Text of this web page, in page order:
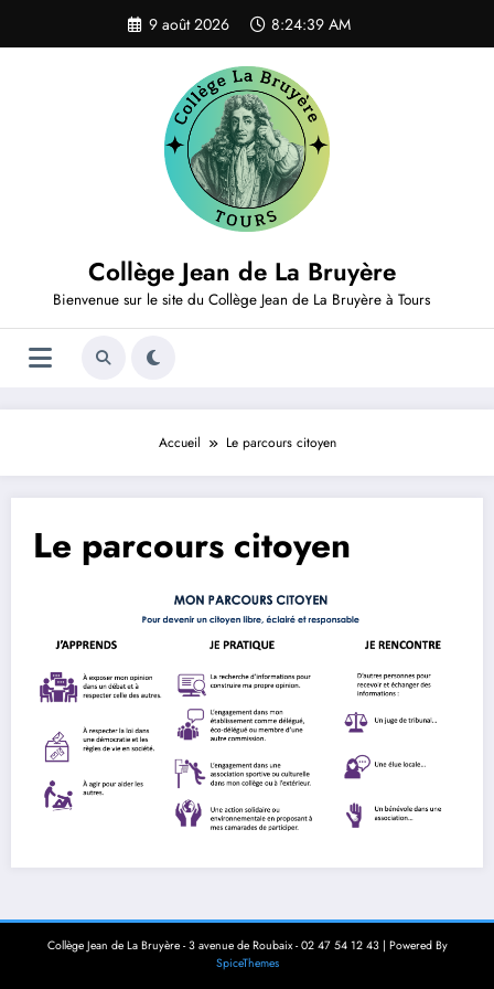
contenu
9 août 2026 8:24:39 AM
Collège Jean de La Bruyère
Bienvenue sur le site du Collège Jean de La Bruyère à Tours
Accueil Le parcours citoyen
Le parcours citoyen
Collège Jean de La Bruyère - 3 avenue de Roubaix - 02 47 54 12 43 | Powered By
SpiceThemes